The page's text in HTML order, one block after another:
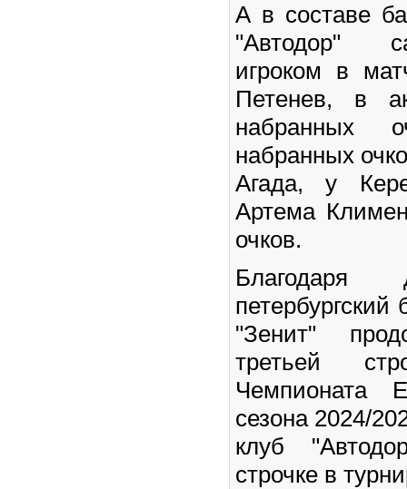
А в составе
"Автодор"
игроком в
Петенев, в
набранных
набранных
Агада, у
Артема
очков.
Благодаря
петербургский
"Зенит"
третьей
Чемпионата
сезона 2024/
клуб
строчке в